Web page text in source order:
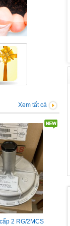
nối ren
Italy, 18 bar
Xem tất cả
2 RG/2MCS